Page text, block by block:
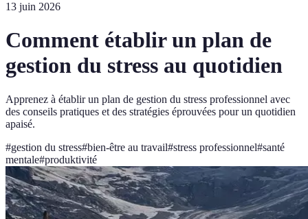
13 juin 2026
Comment établir un plan de
gestion du stress au quotidien
Apprenez à établir un plan de gestion du stress professionnel avec
des conseils pratiques et des stratégies éprouvées pour un quotidien
apaisé.
#gestion du stress#bien-être au travail#stress professionnel#santé
mentale#produktivité